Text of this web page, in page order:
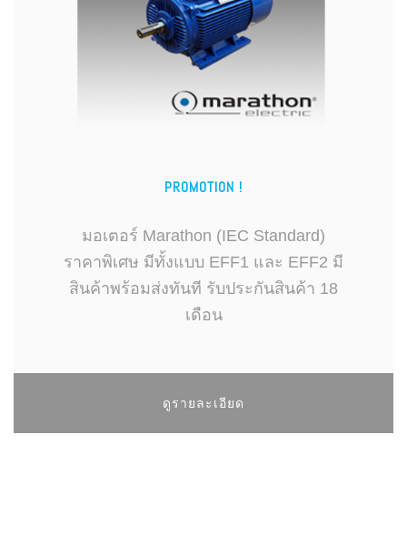
PROMOTION !
มอเตอร์ Marathon (IEC Standard)
ราคาพิเศษ มีทั้งแบบ EFF1 และ EFF2 มี
สินค้าพร้อมส่งทันที รับประกันสินค้า 18
เดือน
ดูรายละเอียด